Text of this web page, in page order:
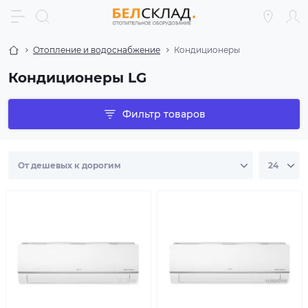
Отопление и водоснабжение Кондиционеры
Кондиционеры LG
Фильтр товаров